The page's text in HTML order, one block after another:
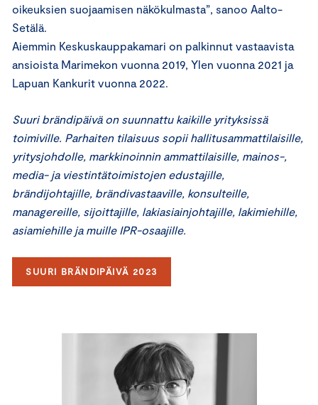
oikeuksien suojaamisen näkökulmasta”, sanoo Aalto-
Setälä.
Aiemmin Keskuskauppakamari on palkinnut vastaavista
ansioista Marimekon vuonna 2019, Ylen vuonna 2021 ja
Lapuan Kankurit vuonna 2022.
Suuri brändipäivä on suunnattu kaikille yrityksissä
toimiville. Parhaiten tilaisuus sopii hallitusammattilaisille,
yritysjohdolle, markkinoinnin ammattilaisille, mainos-,
media- ja viestintätoimistojen edustajille,
brändijohtajille, brändivastaaville, konsulteille,
managereille, sijoittajille, lakiasiainjohtajille, lakimiehille,
asiamiehille ja muille IPR-osaajille.
SUURI BRÄNDIPÄIVÄ 2023